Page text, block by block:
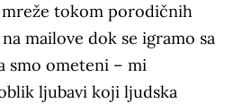
tokom porodičnih
mailove dok se igramo sa
smo ometeni – mi
ljubavi koji ljudska